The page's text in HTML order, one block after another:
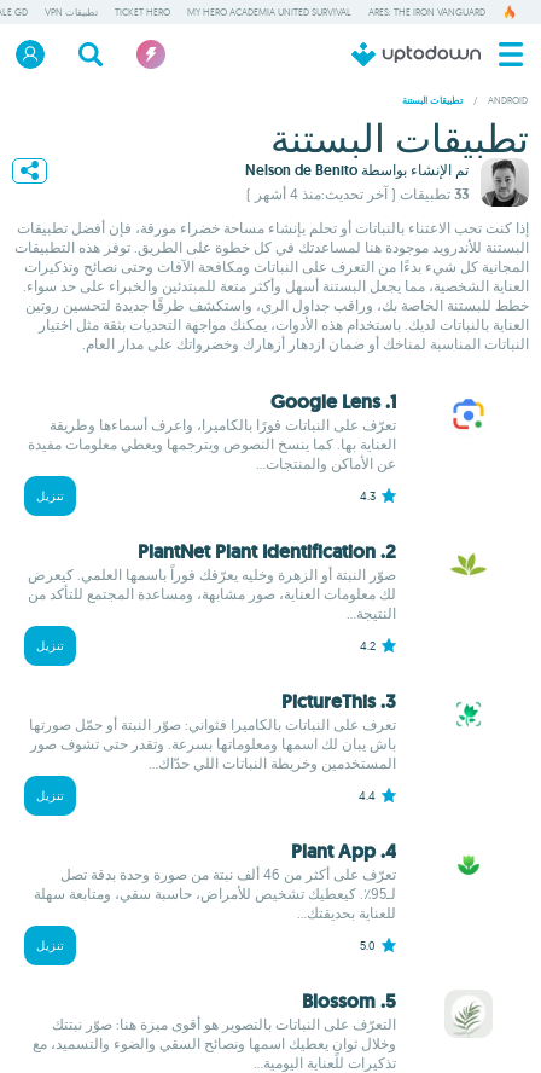
ARES: THE IRON VANGUARD
MY HERO ACADEMIA UNITED SURVIVAL
TICKET HERO تطبيقات VPN GD
ANDROID
/ تطبيقات البستنة
تطبيقات البستنة
تم الإنشاء بواسطة Nelson de Benito
33 تطبيقات
( آخر تحديث:منذ 4 أشهر )
إذا كنت تحب الاعتناء بالنباتات أو تحلم بإنشاء مساحة خضراء مورقة، فإن أفضل تطبيقات
البستنة للأندرويد موجودة هنا لمساعدتك في كل خطوة على الطريق. توفر هذه التطبيقات
المجانية كل شيء بدءًا من التعرف على النباتات ومكافحة الآفات وحتى نصائح وتذكيرات
العناية الشخصية، مما يجعل البستنة أسهل وأكثر متعة للمبتدئين والخبراء على حد سواء.
خطط للبستنة الخاصة بك، وراقب جداول الري، واستكشف طرقًا جديدة لتحسين روتين
العناية بالنباتات لديك. باستخدام هذه الأدوات، يمكنك مواجهة التحديات بثقة مثل اختيار
النباتات المناسبة لمناخك أو ضمان ازدهار أزهارك وخضرواتك على مدار العام.
1. Google Lens
تعرّف على النباتات فورًا بالكاميرا، واعرف أسماءها وطريقة
العناية بها. كما ينسخ النصوص ويترجمها ويعطي معلومات مفيدة
عن الأماكن والمنتجات...
4.3 تنزيل
2. PlantNet Plant Identification
صوّر النبتة أو الزهرة وخليه يعرّفك فوراً باسمها العلمي. كيعرض
لك معلومات العناية، صور مشابهة، ومساعدة المجتمع للتأكد من
النتيجة...
4.2 تنزيل
3. PictureThis
تعرف على النباتات بالكاميرا فثواني: صوّر النبتة أو حمّل صورتها
باش يبان لك اسمها ومعلوماتها بسرعة. وتقدر حتى تشوف صور
المستخدمين وخريطة النباتات اللي حدّاك...
4.4 تنزيل
4. Plant App
تعرّف على أكثر من 46 ألف نبتة من صورة وحدة بدقة تصل
لـ95٪. كيعطيك تشخيص للأمراض، حاسبة سقي، ومتابعة سهلة
للعناية بحديقتك...
5.0 تنزيل
5. Blossom
التعرّف على النباتات بالتصوير هو أقوى ميزة هنا: صوّر نبتتك
وخلال ثوانٍ يعطيك اسمها ونصائح السقي والضوء والتسميد، مع
تذكيرات للعناية اليومية...